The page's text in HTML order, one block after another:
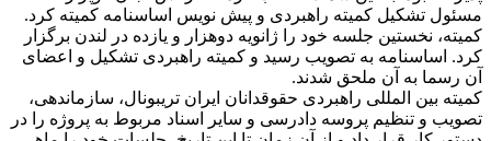
مسئول تشکیل کمیته راهبردی و پیش نویس اساسنامه کمیته کرد.
کمیته، نخستین جلسه خود را ژانویه دوهزار و یازده در لندن برگزار
کرد. اساسنامه به تصویب رسید و کمیته راهبردی تشکیل و اعضای
آن رسما به آن ملحق شدند.
کمیته بین المللی راهبردی حقوقدانان ایران تریبونال، سازماندهی،
تصویب و تنظیم پروسه دادرسی و سایر اسناد مربوط به پروژه را در